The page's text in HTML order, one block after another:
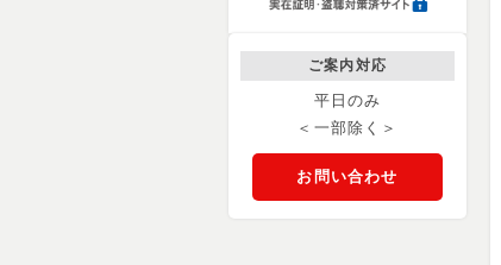
ご案内対応
平日のみ
＜一部除く＞
お問い合わせ